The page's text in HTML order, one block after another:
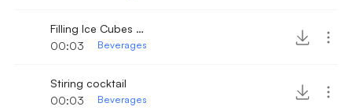
Filling Ice Cubes in cup
00:03
Beverages
Stiring cocktail
00:03
Beverages